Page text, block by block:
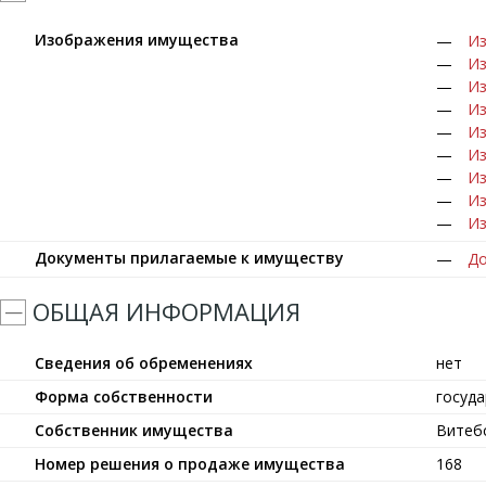
Изображения имущества
Документы прилагаемые к имуществу
ОБЩАЯ ИНФОРМАЦИЯ
Сведения об обременениях
нет
Форма собственности
Собственник имущества
Номер решения о продаже имущества
168